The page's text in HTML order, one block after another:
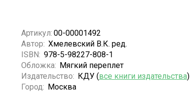
Артикул: 00-00001492
Автор: Хмелевский В.К. ред.
ISBN: 978-5-98227-808-1
Обложка: Мягкий переплет
Издательство: КДУ (все книги издательства)
Город: Москва